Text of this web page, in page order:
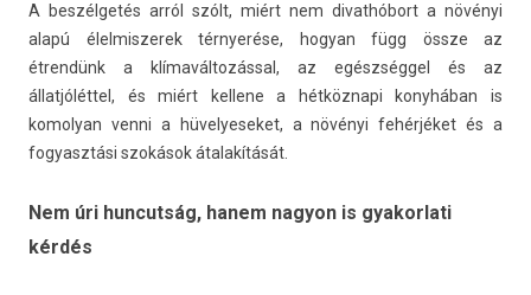
A beszélgetés arról szólt, miért nem di­vat­hóbort a növényi
alapú élel­miszerek térnyerése, hogyan függ össze az
étrendünk a klímaváltozással, az egészséggel és az
állatjóléttel, és miért kel­lene a hétköznapi konyhában is
komolyan venni a hüvelyeseket, a növényi fehérjéket és a
fogyasztási szokások átalakítását.
Nem úri huncutság, hanem nagyon is gyakorlati
kérdés